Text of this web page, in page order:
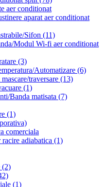
aer conditionat
aparat aer conditionat
Sifon (11)
Modul Wi-fi aer conditionat
(3)
Automatizare (6)
traversare (13)
(1)
Banda matisata (7)
(1)
comerciala
adiabatica (1)
(2)
(1)